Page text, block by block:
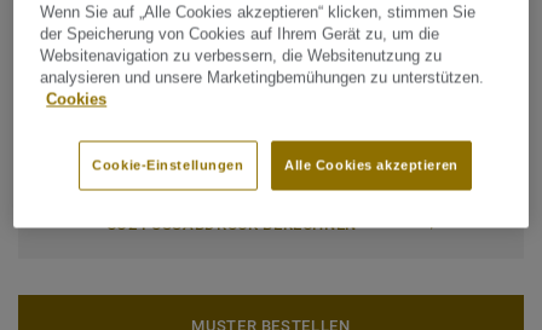
ankommt. Die strapazierfähige Oberfläche ist für
Schwerlast geeignet, pflegeleicht und beständig gegenüber
Chemikalien und Desinfektionsmittel.
Acousticmit integrierter Trittschalldämmung verfügbar.
Gebrauch.
Oberflächenvergütung:iQ PUR
Rolle (1 Art.) Fliese (1 Art.)
1.81 kg CO
/m2
CO2 FUSSABDRUCK BERECHNEN
MUSTER BESTELLEN
Wenn Sie auf „Alle Cookies akzeptieren“ klicken, stimmen Sie
der Speicherung von Cookies auf Ihrem Gerät zu, um die
Websitenavigation zu verbessern, die Websitenutzung zu
analysieren und unsere Marketingbemühungen zu unterstützen.
Cookies
Alle Cookies akzeptieren
Cookie-Einstellungen